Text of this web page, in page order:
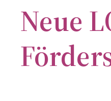
Neue